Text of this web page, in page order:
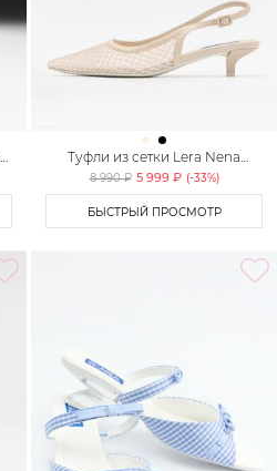
Туфли из сетки Lera Nena
Unreal
8 990 ₽ 5 999 ₽ (-33%)
БЫСТРЫЙ ПРОСМОТР